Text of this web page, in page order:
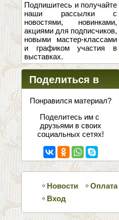
Подпишитесь и получайте
наши рассылки с
новостями, новинками,
акциями для подписчиков,
новыми мастер-классами
и графиком участия в
выставках.
Поделиться в
соцсетях
Понравился материал?
Поделитесь им с
друзьями в своих
социальных сетях!
Новости Оплата
Вход